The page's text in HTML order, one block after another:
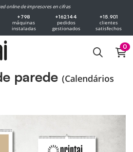
online de impresores en cifras
+798
máquinas
instaladas
+162.144
pedidos
gestionados
+15.901
clientes
satisfechos
0
parede (Calendários